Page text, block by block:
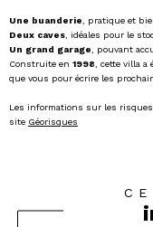
Une buanderie , pratique et
Deux caves , idéales pour le
Un grand garage , pouvant
Construite en 1998 , cette villa
que vous pour écrire les
Les informations sur les
site Géorisques